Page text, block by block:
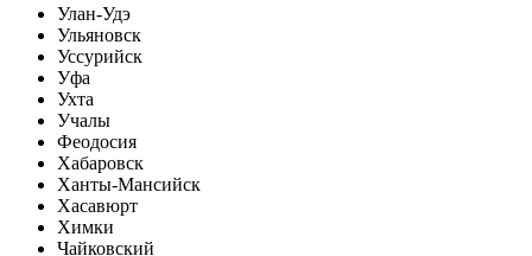
Улан-Удэ
Ульяновск
Уссурийск
Уфа
Ухта
Учалы
Феодосия
Хабаровск
Ханты-Мансийск
Хасавюрт
Химки
Чайковский